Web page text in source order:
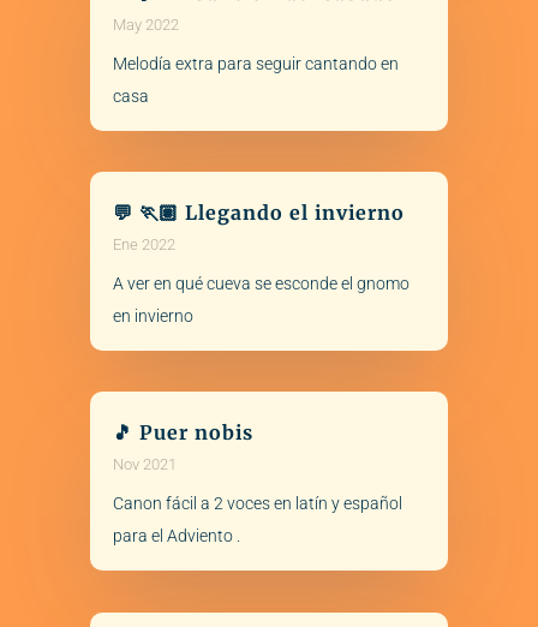
May 2022
Melodía extra para seguir cantando en
casa
💬 🏃🏽 Llegando el invierno
Ene 2022
A ver en qué cueva se esconde el gnomo
en invierno
🎵 Puer nobis
Nov 2021
Canon fácil a 2 voces en latín y español
para el Adviento .